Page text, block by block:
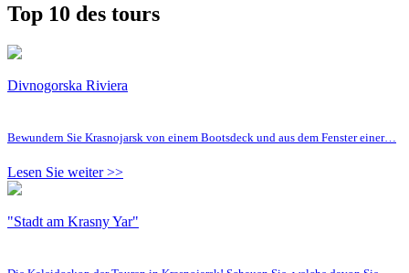
Top 10 des tours
Divnogorska Riviera
Bewundern Sie Krasnojarsk von einem Bootsdeck und aus dem Fenster einer…
Lesen Sie weiter >>
"Stadt am Krasny Yar"